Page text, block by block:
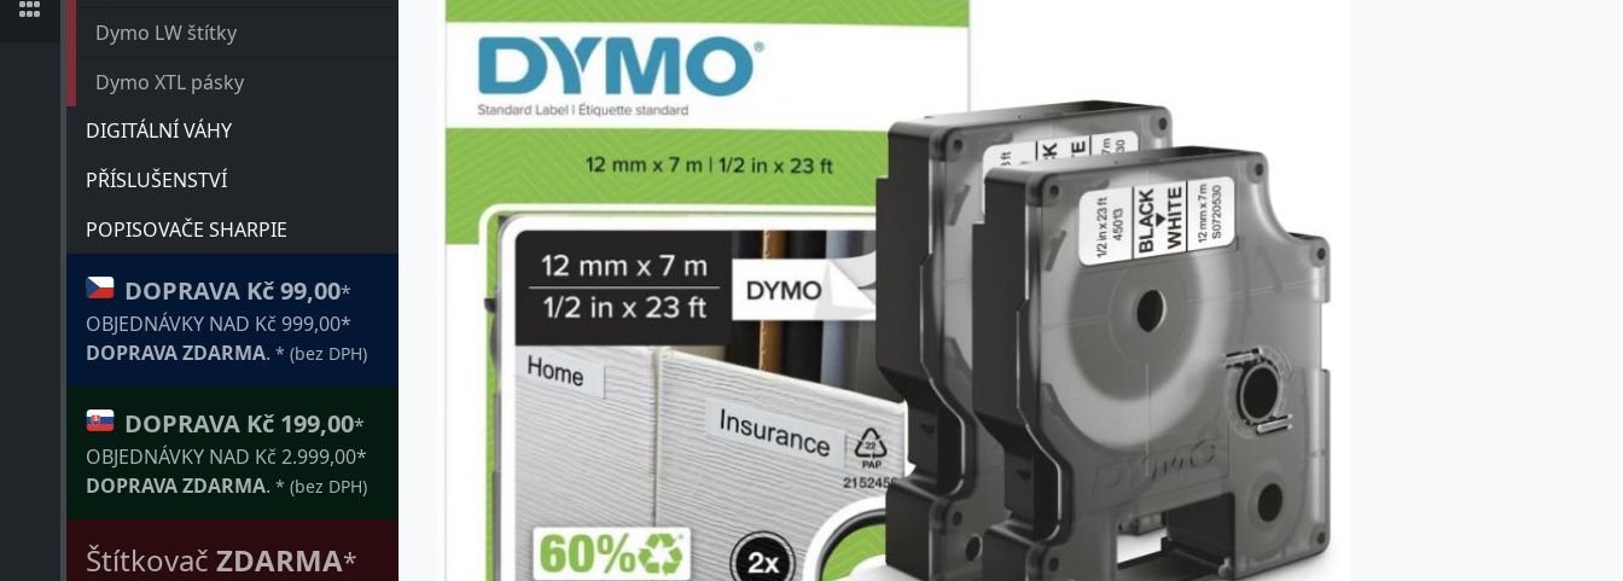
Dymo LW štítky
Dymo XTL pásky
DIGITÁLNÍ VÁHY
PŘÍSLUŠENSTVÍ
POPISOVAČE SHARPIE
DOPRAVA Kč 99,00*
OBJEDNÁVKY NAD Kč 999,00*
DOPRAVA ZDARMA. * (bez DPH)
DOPRAVA Kč 199,00*
OBJEDNÁVKY NAD Kč 2.999,00*
DOPRAVA ZDARMA. * (bez DPH)
Štítkovač ZDARMA*